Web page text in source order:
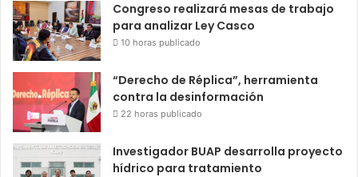
Congreso realizará mesas de trabajo
para analizar Ley Casco
10 horas publicado
“Derecho de Réplica”, herramienta
contra la desinformación
22 horas publicado
Investigador BUAP desarrolla proyecto
hídrico para tratamiento